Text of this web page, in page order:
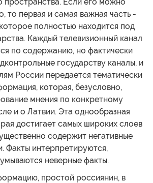
то первая и самая важная часть -
полностью находится под
Каждый телевизионный канал
по содержанию, но фактически
государству каналы, и
России передается тематически
которая, безусловно,
мнения по конкретному
и о Латвии. Эта однообразная
достигает самых широких слоев
содержит негативные
Факты интерпретируются,
неверные факты.
простой россиянин, в